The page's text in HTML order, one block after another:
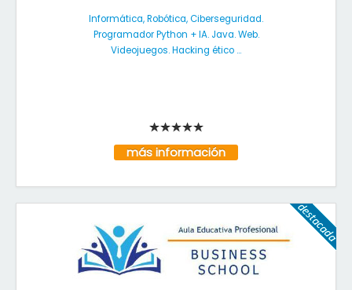
Informática, Robótica, Ciberseguridad.
Programador Python + IA. Java. Web.
Videojuegos. Hacking ético ...
más información